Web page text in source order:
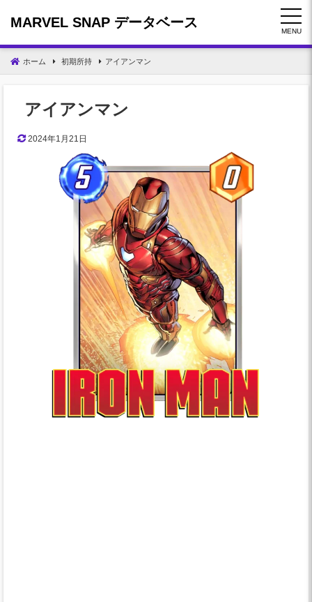
MARVEL SNAP データベース
MENU
ホーム 初期所持 アイアンマン
アイアンマン
2024年1月21日